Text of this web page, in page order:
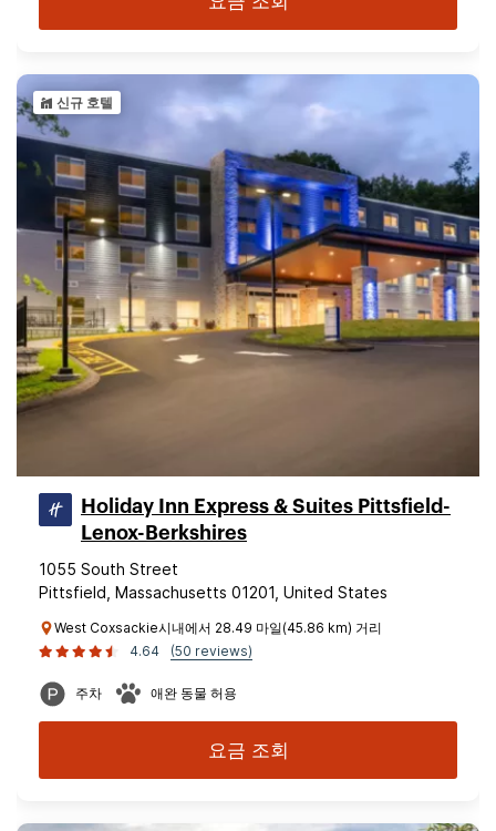
신규 호텔
Holiday Inn Express & Suites Pittsfield-
Lenox-Berkshires
1055 South Street
Pittsfield, Massachusetts 01201, United States
West Coxsackie시내에서 28.49 마일(45.86 km) 거리
4.64
(50 reviews)
주차 애완 동물 허용
요금 조회